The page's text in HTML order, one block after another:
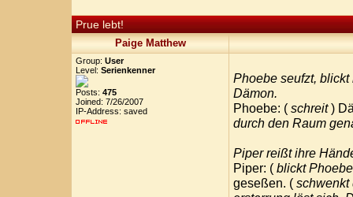
Prue lebt!
Paige Matthew
Group: User
Level: Serienkenner
Posts: 475
Joined: 7/26/2007
IP-Address: saved
Phoebe seufzt,
Dämon.
Phoebe: ( schreit)
durch den Raum
Piper reißt ihre
Piper: ( blickt
geseßen. ( schwenkt